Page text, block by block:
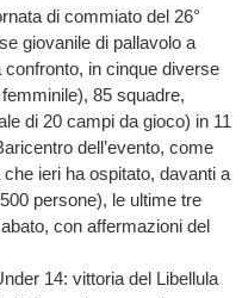
di commiato del 26°
giovanile di pallavolo a
in cinque diverse
85 squadre,
di 20 campi da gioco) in 11
dell’evento, come
ieri ha ospitato, davanti a
persone), le ultime tre
con affermazioni del
14: vittoria del Libellula